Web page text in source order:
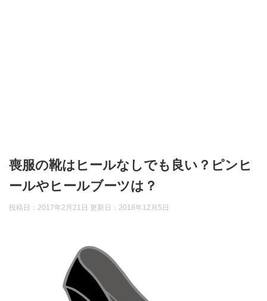
喪服の靴はヒールなしでも良い？ピンヒ
ールやヒールブーツは？
投稿日：2017年2月21日 更新日： 2018年12月5日